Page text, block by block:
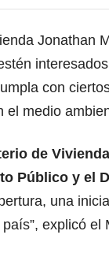
Jonathan
con
el medio
de
Público y el
una
explicó el